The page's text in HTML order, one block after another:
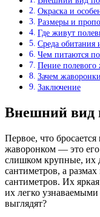
Окраска и
Размеры и
Где живут
Среда обитания
Чем питаются
Пение полевого
Зачем
Заключение
Внешний вид
Первое, что
жаворонком — это
слишком крупные, их
сантиметров, а
сантиметров. Их
их легко
выглядят?